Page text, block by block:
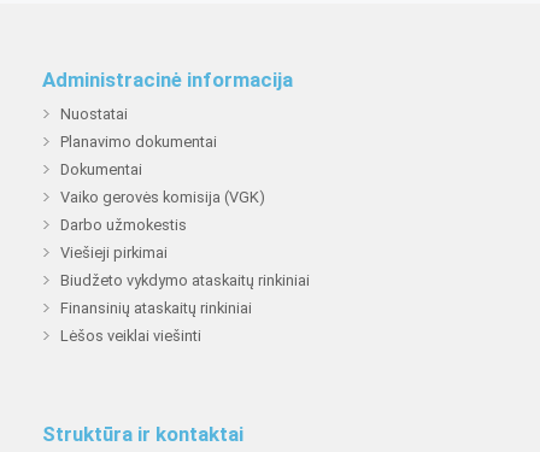
Administracinė informacija
Nuostatai
Planavimo dokumentai
Dokumentai
Vaiko gerovės komisija (VGK)
Darbo užmokestis
Viešieji pirkimai
Biudžeto vykdymo ataskaitų rinkiniai
Finansinių ataskaitų rinkiniai
Lėšos veiklai viešinti
Struktūra ir kontaktai